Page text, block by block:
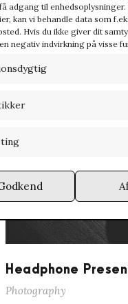
adgang til enhedsoplysninger.
kan vi behandle data som
Hvis du ikke giver dit
negativ indvirkning på visse
et. Donec
fringilla.
Headphone
Photography